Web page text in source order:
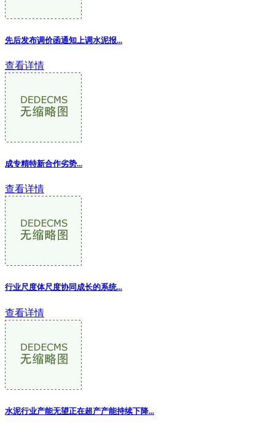
先后发布调价函通知上调水泥报...
查看详情
成专精特新合作劣势...
查看详情
行业尺度体尺度协同成长的系统...
查看详情
水泥行业产能无望正在超产产能持续下降...